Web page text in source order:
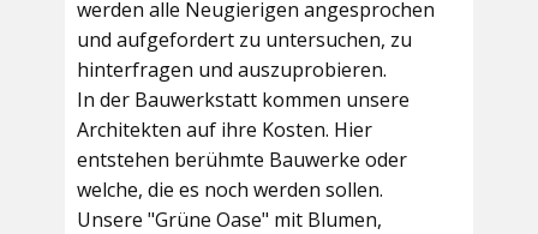
werden alle Neugierigen angesprochen
und aufgefordert zu untersuchen, zu
hinterfragen und auszuprobieren.
In der Bauwerkstatt kommen unsere
Architekten auf ihre Kosten. Hier
entstehen berühmte Bauwerke oder
welche, die es noch werden sollen.
Unsere "Grüne Oase" mit Blumen,